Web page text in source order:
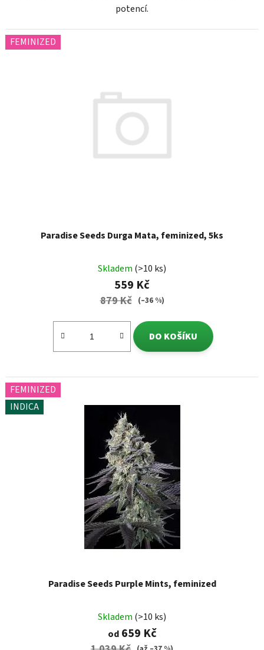
potencí.
FEMINIZED
Paradise Seeds Durga Mata, feminized, 5ks
Skladem (>10 ks)
559 Kč
879 Kč (–36 %)
DO KOŠÍKU
FEMINIZED
INDICA
Paradise Seeds Purple Mints, feminized
Skladem (>10 ks)
od659 Kč